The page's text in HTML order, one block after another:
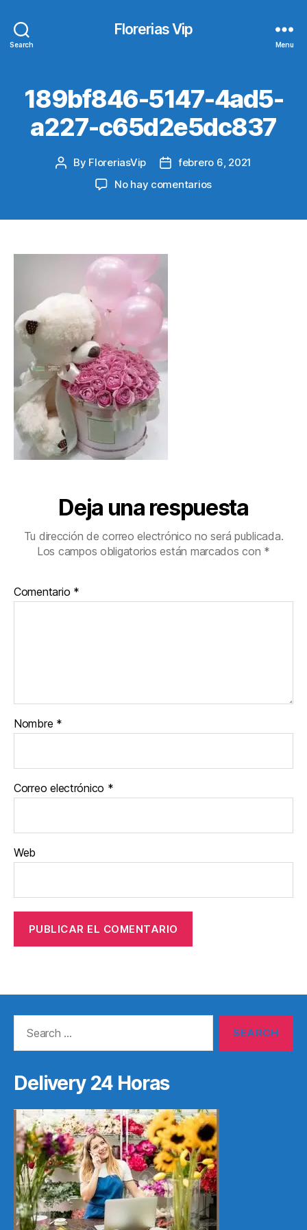
Search
Florerias Vip
Menu
189bf846-5147-4ad5-
a227-c65d2e5dc837
Post
By FloreriasVip
Post
date
febrero 6, 2021
No hay comentariosen
Deja una respuesta
Tu dirección de correo electrónico no será publicada.
Los campos obligatorios están marcados con *
Comentario *
Nombre *
Correo electrónico *
Web
Delivery 24 Horas